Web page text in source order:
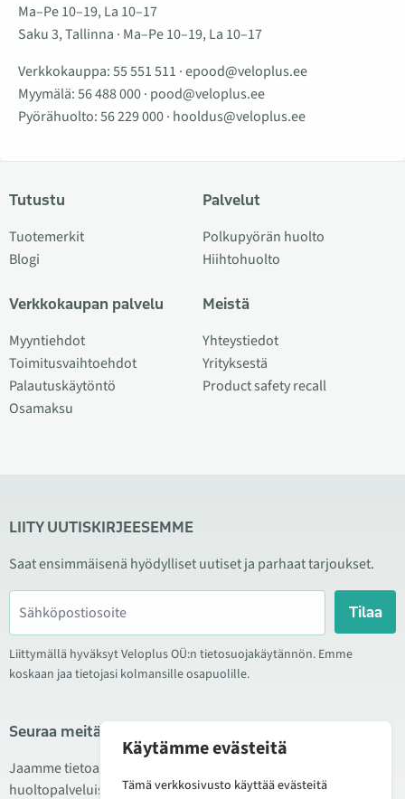
Ma–Pe 10–19, La 10–17
Saku 3, Tallinna · Ma–Pe 10–19, La 10–17
Verkkokauppa:55 551 511 ·epood@veloplus.ee
Myymälä:56 488 000· pood@veloplus.ee
Pyörähuolto:56 229 000· hooldus@veloplus.ee
Tutustu
Tuotemerkit
Blogi
Verkkokaupan palvelu
Myyntiehdot
Toimitusvaihtoehdot
Palautuskäytöntö
Osamaksu
Palvelut
Polkupyörän huolto
Hiihtohuolto
Meistä
Yhteystiedot
Yrityksestä
Product safety recall
LIITY UUTISKIRJEESEMME
Saat ensimmäisenä hyödylliset uutiset ja parhaat tarjoukset.
Tilaa
Liittymällä hyväksyt Veloplus OÜ:n tietosuojakäytännön. Emme
koskaan jaa tietojasi kolmansille osapuolille.
Seuraa meitä sosiaalisessa mediassa
Jaamme tietoa hyvistä tarjouksista, uusista tuotteista ja
huoltopalveluista. Joskus julkaisemme myös tuote-esittelyjä.
Käytämme evästeitä
Tämä verkkosivusto käyttää evästeitä